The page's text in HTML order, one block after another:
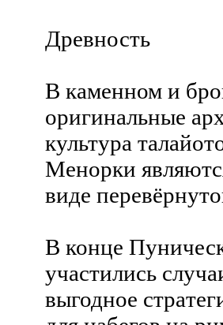
Древность
В каменном и
оригинальные
культурa
Менорки
виде
В конце
участились
выгодное